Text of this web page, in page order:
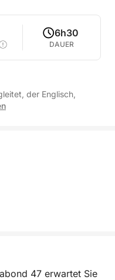
6h30
DAUER
der Englisch,
47 erwartet Sie